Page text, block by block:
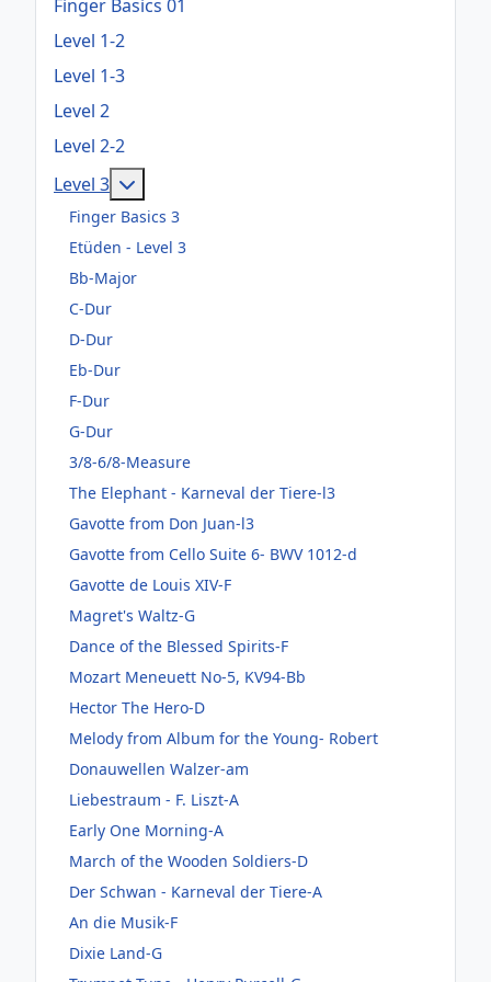
Finger Basics 01
Level 1-2
Level 1-3
Level 2
Level 2-2
Level 3
Finger Basics 3
Etüden - Level 3
Bb-Major
C-Dur
D-Dur
Eb-Dur
F-Dur
G-Dur
3/8-6/8-Measure
The Elephant - Karneval der Tiere-l3
Gavotte from Don Juan-l3
Gavotte from Cello Suite 6- BWV 1012-d
Gavotte de Louis XIV-F
Magret's Waltz-G
Dance of the Blessed Spirits-F
Mozart Meneuett No-5, KV94-Bb
Hector The Hero-D
Melody from Album for the Young- Robert
Donauwellen Walzer-am
Liebestraum - F. Liszt-A
Early One Morning-A
March of the Wooden Soldiers-D
Der Schwan - Karneval der Tiere-A
An die Musik-F
Dixie Land-G